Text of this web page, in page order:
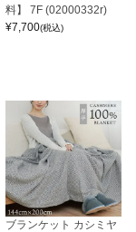
料】 7F (02000332r)
¥7,700(税込)
ブランケット カシミヤ